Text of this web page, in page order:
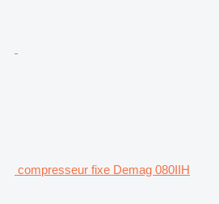
compresseur fixe Demag 080IIH